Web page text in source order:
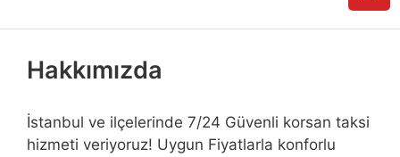
Hakkımızda
İstanbul ve ilçelerinde 7/24 Güvenli korsan taksi
hizmeti veriyoruz! Uygun Fiyatlarla konforlu